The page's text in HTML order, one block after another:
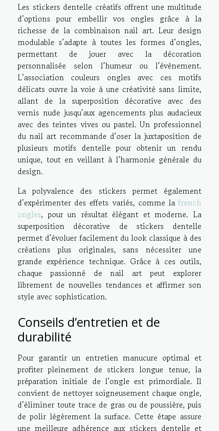
Les stickers dentelle créatifs offrent une multitude
d’options pour embellir vos ongles grâce à la
richesse de la combinaison nail art. Leur design
modulable s’adapte à toutes les formes d’ongles,
permettant de jouer avec la décoration
personnalisée selon l’humeur ou l’événement.
L’association couleurs ongles avec ces motifs
délicats ouvre la voie à une créativité sans limite,
allant de la superposition décorative avec des
vernis nude jusqu’aux agencements plus audacieux
avec des teintes vives ou pastel. Un professionnel
du nail art recommande d’oser la juxtaposition de
plusieurs motifs dentelle pour obtenir un rendu
unique, tout en veillant à l’harmonie générale du
design.
La polyvalence des stickers permet également
d’expérimenter des effets variés, comme la french
ongles, pour un résultat élégant et moderne. La
superposition décorative de stickers dentelle
permet d’évoluer facilement du look classique à des
créations plus originales, sans nécessiter une
grande expérience technique. Grâce à ces outils,
chaque passionné de nail art peut explorer
librement de nouvelles tendances et affirmer son
style avec sophistication.
Conseils d’entretien et de
durabilité
Pour garantir un entretien manucure optimal et
profiter pleinement de stickers longue tenue, la
préparation initiale de l’ongle est primordiale. Il
convient de nettoyer soigneusement chaque ongle,
d’éliminer toute trace de gras ou de poussière, puis
de polir légèrement la surface. Cette étape assure
une meilleure adhérence aux stickers dentelle et